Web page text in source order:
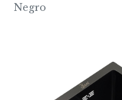
Negro